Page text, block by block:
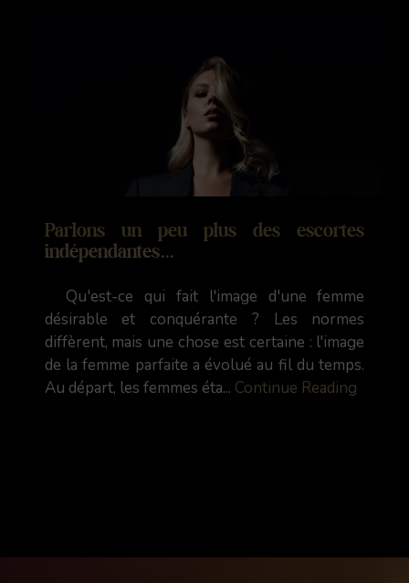
Parlons un peu plus des escortes
indépendantes...
Qu'est-ce qui fait l'image d'une femme
désirable et conquérante ? Les normes
diffèrent, mais une chose est certaine : l'image
de la femme parfaite a évolué au fil du temps.
Au départ, les femmes éta... Continue Reading